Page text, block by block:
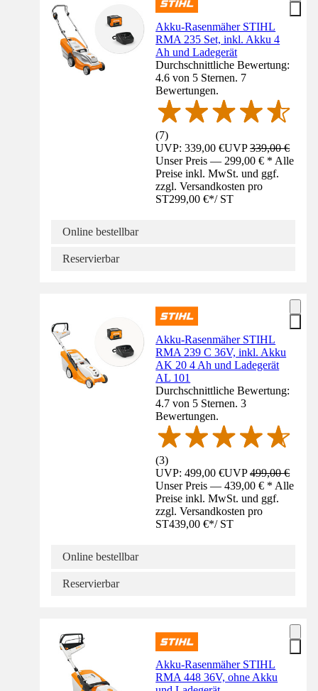
Akku-Rasenmäher STIHL
RMA 235 Set, inkl. Akku 4
Ah und Ladegerät
Durchschnittliche Bewertung:
4.6 von 5 Sternen. 7
Bewertungen.
(7)
UVP: 339,00 €UVP339,00 €
Unser Preis — 299,00 € * Alle
Preise inkl. MwSt. und ggf.
zzgl. Versandkosten pro
ST299,00 €*/ ST
Online bestellbar
Reservierbar
Akku-Rasenmäher STIHL
RMA 239 C 36V, inkl. Akku
AK 20 4 Ah und Ladegerät
AL 101
Durchschnittliche Bewertung:
4.7 von 5 Sternen. 3
Bewertungen.
(3)
UVP: 499,00 €UVP499,00 €
Unser Preis — 439,00 € * Alle
Preise inkl. MwSt. und ggf.
zzgl. Versandkosten pro
ST439,00 €*/ ST
Online bestellbar
Reservierbar
Akku-Rasenmäher STIHL
RMA 448 36V, ohne Akku